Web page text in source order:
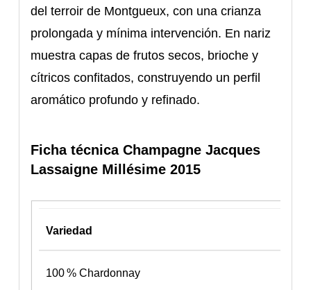
del terroir de Montgueux, con una crianza
prolongada y mínima intervención. En nariz
muestra capas de frutos secos, brioche y
cítricos confitados, construyendo un perfil
aromático profundo y refinado.
Ficha técnica Champagne Jacques
Lassaigne Millésime 2015
Variedad
100 % Chardonnay